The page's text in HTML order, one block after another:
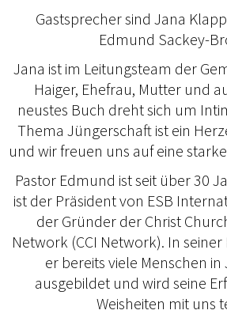
Gastsprecher sind Jana
Edmund Sackey-
Jana ist im Leitungsteam der
Haiger, Ehefrau, Mutter und
neustes Buch dreht sich um
Thema Jüngerschaft ist ein
und wir freuen uns auf eine
Pastor Edmund ist seit über 30
ist der Präsident von ESB
der Gründer der Christ
Network (CCI Network). In
er bereits viele Menschen
ausgebildet und wird seine
Weisheiten mit uns